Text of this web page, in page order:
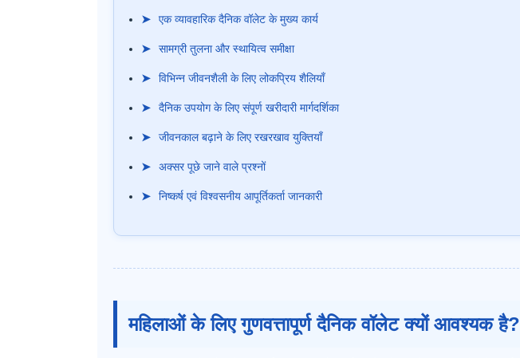
➤ एक व्यावहारिक दैनिक वॉलेट के मुख्य कार्य
➤ सामग्री तुलना और स्थायित्व समीक्षा
➤ विभिन्न जीवनशैली के लिए लोकप्रिय शैलियाँ
➤ दैनिक उपयोग के लिए संपूर्ण खरीदारी मार्गदर्शिका
➤ जीवनकाल बढ़ाने के लिए रखरखाव युक्तियाँ
➤ अक्सर पूछे जाने वाले प्रश्नों
➤ निष्कर्ष एवं विश्वसनीय आपूर्तिकर्ता जानकारी
महिलाओं के लिए गुणवत्तापूर्ण दैनिक वॉलेट क्यों आवश्यक है?